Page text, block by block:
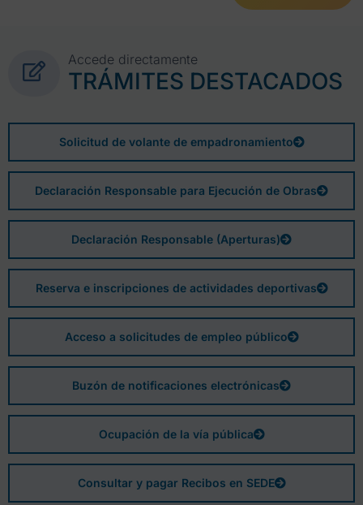
Accede directamente
TRÁMITES DESTACADOS
Solicitud de volante de empadronamiento
Declaración Responsable para Ejecución de Obras
Declaración Responsable (Aperturas)
Reserva e inscripciones de actividades deportivas
Acceso a solicitudes de empleo público
Buzón de notificaciones electrónicas
Ocupación de la vía pública
Consultar y pagar Recibos en SEDE